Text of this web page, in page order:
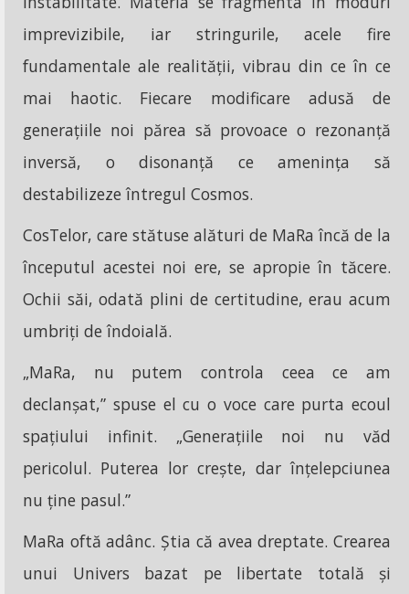
imprevizibile, iar stringurile, acele fire
fundamentale ale realității, vibrau din ce în ce
mai haotic. Fiecare modificare adusă de
generațiile noi părea să provoace o rezonanță
inversă, o disonanță ce amenința să
destabilizeze întregul Cosmos.
CosTelor, care stătuse alături de MaRa încă de la
începutul acestei noi ere, se apropie în tăcere.
Ochii săi, odată plini de certitudine, erau acum
umbriți de îndoială.
„MaRa, nu putem controla ceea ce am
declanșat,” spuse el cu o voce care purta ecoul
spațiului infinit. „Generațiile noi nu văd
pericolul. Puterea lor crește, dar înțelepciunea
nu ține pasul.”
MaRa oftă adânc. Știa că avea dreptate. Crearea
unui Univers bazat pe libertate totală și